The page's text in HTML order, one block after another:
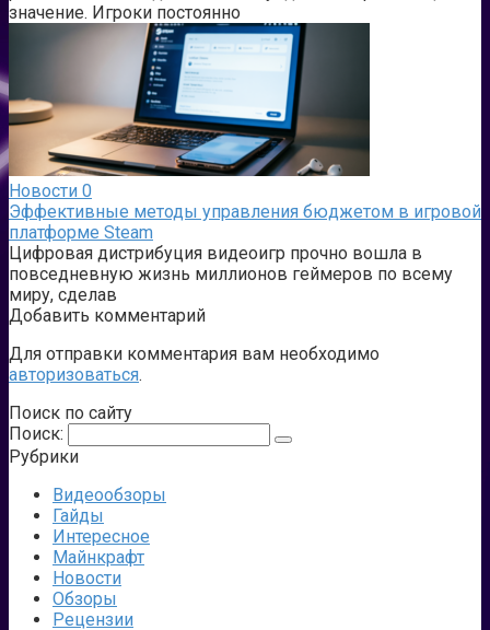
значение. Игроки постоянно
Новости 0
Эффективные методы управления бюджетом в игровой
платформе Steam
Цифровая дистрибуция видеоигр прочно вошла в
повседневную жизнь миллионов геймеров по всему
миру, сделав
Добавить комментарий
Для отправки комментария вам необходимо
авторизоваться.
Поиск по сайту
Поиск:
Рубрики
Видеообзоры
Гайды
Интересное
Майнкрафт
Новости
Обзоры
Рецензии